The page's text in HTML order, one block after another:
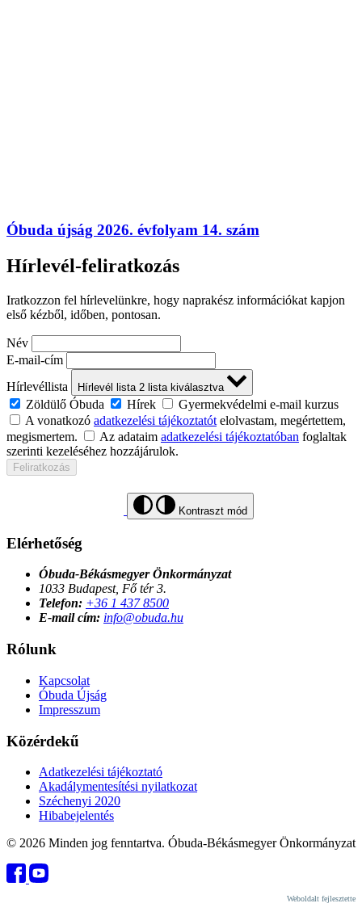
Óbuda újság 2026. évfolyam 14. szám
Hírlevél-feliratkozás
Iratkozzon fel hírlevelünkre, hogy naprakész információkat kapjon
első kézből, időben, pontosan.
Név
E-mail-cím
Hírlevéllista
Hírlevél lista 2 lista kiválasztva
Zöldülő Óbuda Hírek
Gyermekvédelmi e-mail kurzus
A vonatkozó adatkezelési tájékoztatót elolvastam, megértettem,
megismertem.
Az adataim adatkezelési tájékoztatóban foglaltak
szerinti kezeléséhez hozzájárulok.
Feliratkozás
Kontraszt mód
Elérhetőség
Óbuda-Békásmegyer Önkormányzat
1033 Budapest, Fő tér 3.
Telefon: +36 1 437 8500
E-mail cím: info@obuda.hu
Rólunk
Kapcsolat
Óbuda Újság
Impresszum
Közérdekű
Adatkezelési tájékoztató
Akadálymentesítési nyilatkozat
Széchenyi 2020
Hibabejelentés
© 2026 Minden jog fenntartva. Óbuda-Békásmegyer Önkormányzat
Weboldalt fejlesztette